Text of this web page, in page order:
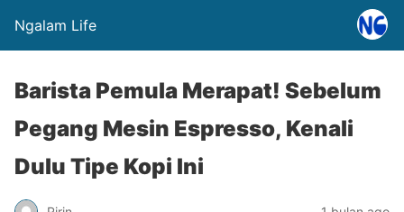
Ngalam Life
Barista Pemula Merapat! Sebelum
Pegang Mesin Espresso, Kenali
Dulu Tipe Kopi Ini